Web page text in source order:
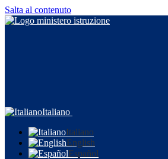
Salta al contenuto
Italiano
Italiano
English
Español